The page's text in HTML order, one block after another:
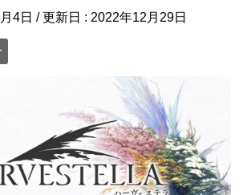
4日 / 更新日 : 2022年12月29日